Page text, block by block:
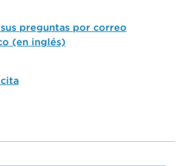
preguntas por correo
(en inglés)
cita